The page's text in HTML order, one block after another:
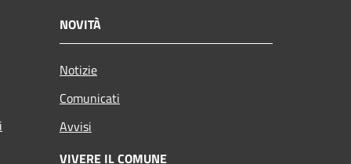
NOVITÀ
Notizie
Comunicati
Avvisi
VIVERE IL COMUNE